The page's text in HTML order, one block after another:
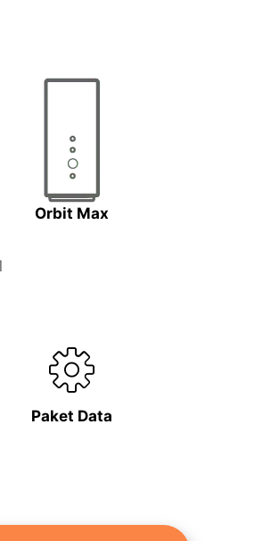
Orbit Max
Paket Data